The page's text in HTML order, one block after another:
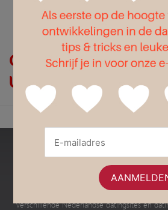
Flirt Liefde
Op zoek naar
Utrecht?
Dit is een onafhankelijke website met
verschillende Nederlandse datingsites en